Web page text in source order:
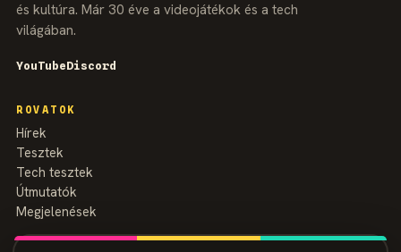
és kultúra. Már 30 éve a videojátékok és a tech
világában.
YouTubeDiscord
ROVATOK
Hírek
Tesztek
Tech tesztek
Útmutatók
Megjelenések